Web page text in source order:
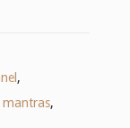
,
mantras,